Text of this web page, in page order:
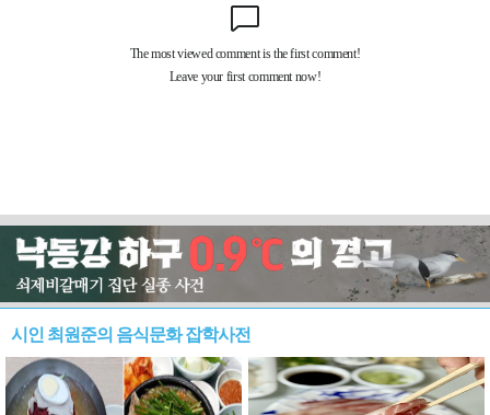
시인 최원준의 음식문화 잡학사전